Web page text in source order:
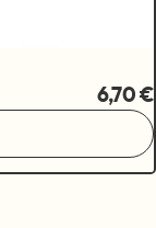
6,70 €